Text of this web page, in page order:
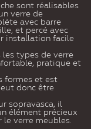
sont réalisables
verre de
avec barre
et percé avec
installation facile
types de verre
pratique et
formes et est
donc être
sopravasca, il
élément précieux
verre meubles.